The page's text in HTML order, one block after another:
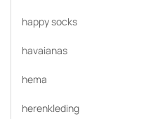
happy socks
havaianas
hema
herenkleding